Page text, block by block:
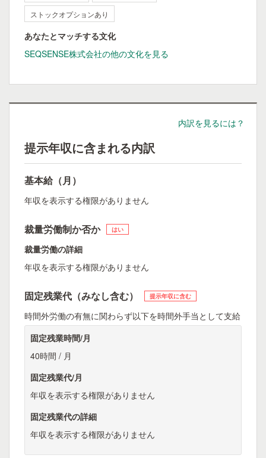
ストックオプションあり
あなたとマッチする文化
SEQSENSE株式会社の他の文化を見る
内訳を見るには？
提示年収に含まれる内訳
基本給（月）
年収を表示する権限がありません
裁量労働制か否か はい
裁量労働の詳細
年収を表示する権限がありません
固定残業代（みなし含む） 提示年収に含む
時間外労働の有無に関わらず以下を時間外手当として支給
固定残業時間/月
40時間 / 月
固定残業代/月
年収を表示する権限がありません
固定残業代の詳細
年収を表示する権限がありません